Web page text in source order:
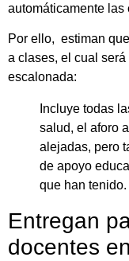
automáticamente
Por ello, estiman
a clases, el cual
escalonada:
Incluye todas
salud, el aforo
alejadas, pero
de apoyo
que han tenido.
Entregan
docentes